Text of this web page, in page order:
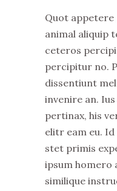
Quot appetere
animal aliquip
ceteros
percipitur no.
dissentiunt
invenire an.
pertinax, his
elitr eam eu.
stet primis
ipsum homero
similique